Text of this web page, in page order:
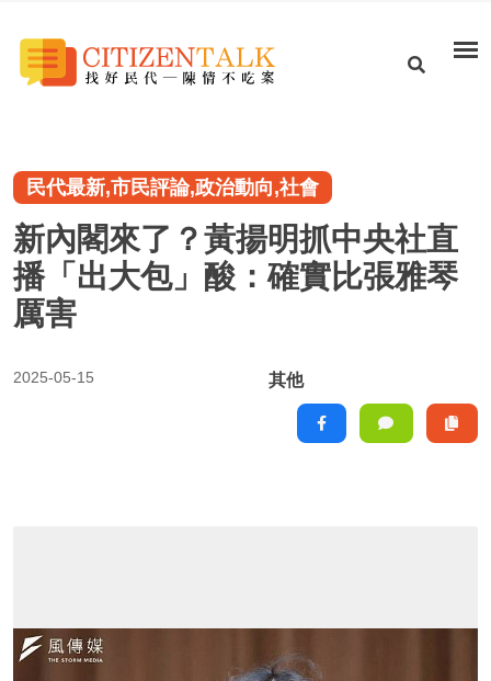
民代最新,市民評論,政治動向,社會
新內閣來了？黃揚明抓中央社直
播「出大包」酸：確實比張雅琴
厲害
2025-05-15 其他